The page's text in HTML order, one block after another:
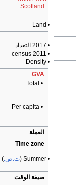
Scotland
• Land
• 2017 التعداد
• 2011 census
• Density
GVA
• Total
• Per capita
العملة
Time zone
• Summer (
ت.ص.)
صيغة الوقت